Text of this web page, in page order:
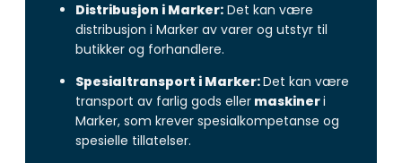
Distribusjon i Marker: Det kan være
distribusjon i Marker av varer og utstyr til
butikker og forhandlere.
Spesialtransport i Marker:Det kan være
transport av farlig gods eller maskineri
Marker, som krever spesialkompetanse og
spesielle tillatelser.